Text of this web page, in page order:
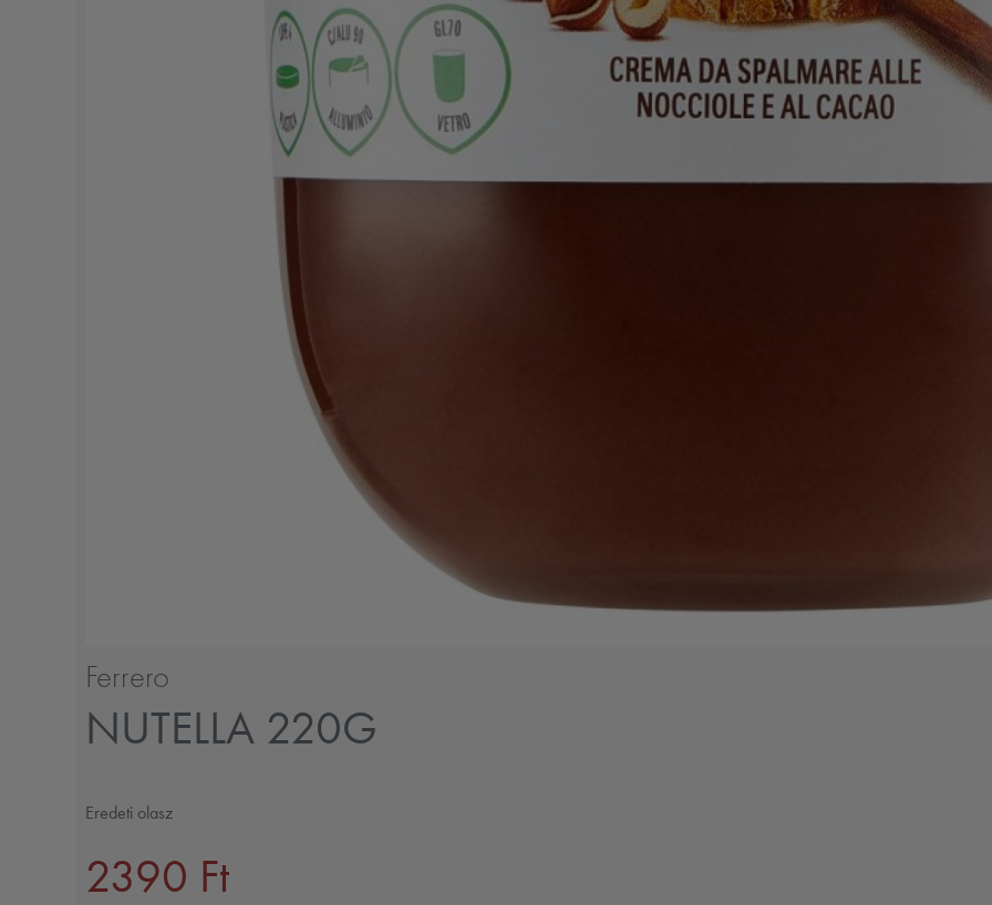
Ferrero
NUTELLA 220G
Eredeti olasz
2390 Ft